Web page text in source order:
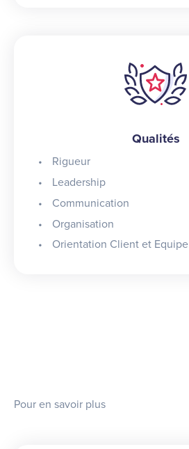
Qualités
Rigueur
Leadership
Communication
Organisation
Orientation Client et Equipe
Pour en savoir plus